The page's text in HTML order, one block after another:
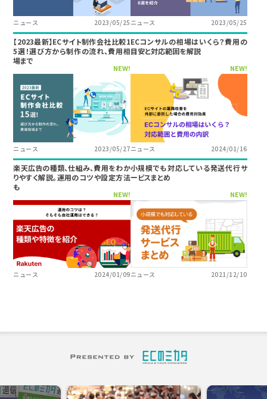
ニュース 2023/05/25 ニュース 2023/05/25
【2023最新】ECサイト制作会社比較1
5選！選び方から制作の流れ、費用相
場まで
NEW!
ニュース 2023/05/27
ECコンサルの相場はいくら？費用の
目安と対応範囲を解説
NEW!
ニュース 2024/01/16
楽天広告の種類、仕組み、費用をわか
りやすく解説。運用のコツや設定方法
も
NEW!
ニュース 2024/01/09
小規模でも対応している発送代行サ
ービスまとめ
NEW!
ニュース 2021/12/10